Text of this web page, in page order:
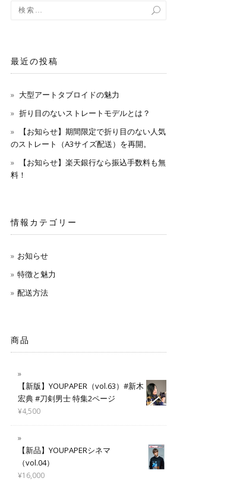
最近の投稿
大型アートタブロイドの魅力
折り目のないストレートモデルとは？
【お知らせ】期間限定で折り目のない人気
のストレート（A3サイズ配送）を再開。
【お知らせ】楽天銀行なら振込手数料も無
料！
情報カテゴリー
お知らせ
特徴と魅力
配送方法
商品
【新版】YOUPAPER（vol.63）#新木
宏典 #刀剣男士 特集2ページ
¥4,500
【新品】YOUPAPERシネマ
（vol.04）
¥16,000